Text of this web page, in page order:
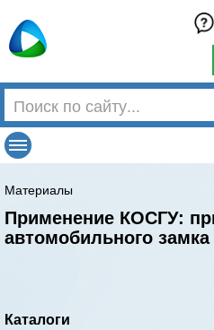
Материалы
Применение КОСГУ:
автомобильного
Каталоги